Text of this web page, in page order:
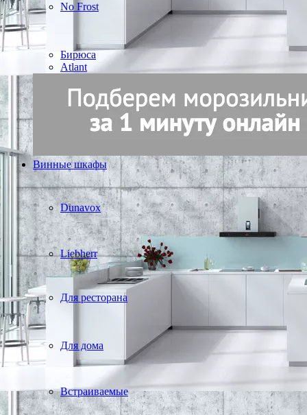
No Frost
Бирюса
Atlant
Винные шкафы
Dunavox
Liebherr
Для ресторана
Для дома
Встраиваемые